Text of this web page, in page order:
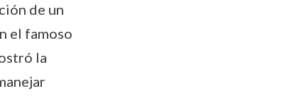
de un
el famoso
la